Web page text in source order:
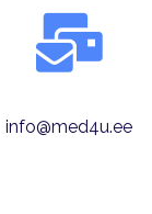
info@med4u.ee